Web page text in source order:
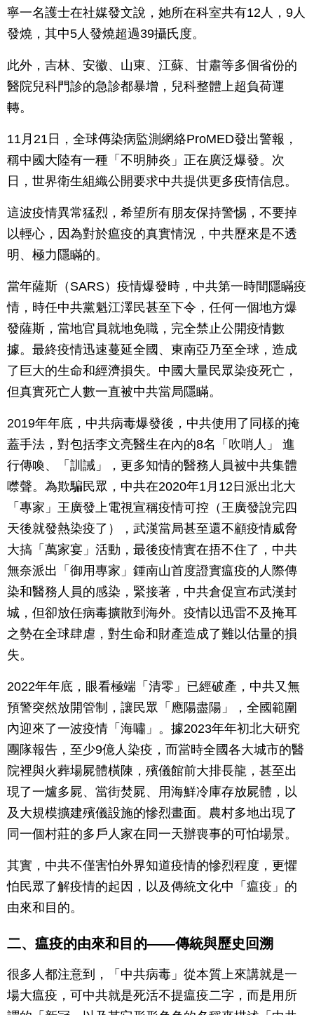
寧一名護士在社媒發文說，她所在科室共有12人，9人
發燒，其中5人發燒超過39攝氏度。
此外，吉林、安徽、山東、江蘇、甘肅等多個省份的
醫院兒科門診的急診都暴增，兒科整體上超負荷運
轉。
11月21日，全球傳染病監測網絡ProMED發出警報，
稱中國大陸有一種「不明肺炎」正在廣泛爆發。次
日，世界衛生組織公開要求中共提供更多疫情信息。
這波疫情異常猛烈，希望所有朋友保持警惕，不要掉
以輕心，因為對於瘟疫的真實情況，中共歷來是不透
明、極力隱瞞的。
當年薩斯（SARS）疫情爆發時，中共第一時間隱瞞疫
情，時任中共黨魁江澤民甚至下令，任何一個地方爆
發薩斯，當地官員就地免職，完全禁止公開疫情數
據。最終疫情迅速蔓延全國、東南亞乃至全球，造成
了巨大的生命和經濟損失。中國大量民眾染疫死亡，
但真實死亡人數一直被中共當局隱瞞。
2019年年底，中共病毒爆發後，中共使用了同樣的掩
蓋手法，對包括李文亮醫生在內的8名「吹哨人」 進
行傳喚、「訓誡」，更多知情的醫務人員被中共集體
噤聲。為欺騙民眾，中共在2020年1月12日派出北大
「專家」王廣發上電視宣稱疫情可控（王廣發說完四
天後就發熱染疫了），武漢當局甚至還不顧疫情威脅
大搞「萬家宴」活動，最後疫情實在捂不住了，中共
無奈派出「御用專家」鍾南山首度證實瘟疫的人際傳
染和醫務人員的感染，緊接著，中共倉促宣布武漢封
城，但卻放任病毒擴散到海外。疫情以迅雷不及掩耳
之勢在全球肆虐，對生命和財產造成了難以估量的損
失。
2022年年底，眼看極端「清零」已經破產，中共又無
預警突然放開管制，讓民眾「應陽盡陽」，全國範圍
內迎來了一波疫情「海嘯」。據2023年年初北大研究
團隊報告，至少9億人染疫，而當時全國各大城市的醫
院裡與火葬場屍體橫陳，殯儀館前大排長龍，甚至出
現了一爐多屍、當街焚屍、用海鮮冷庫存放屍體，以
及大規模擴建殯儀設施的慘烈畫面。農村多地出現了
同一個村莊的多戶人家在同一天辦喪事的可怕場景。
其實，中共不僅害怕外界知道疫情的慘烈程度，更懼
怕民眾了解疫情的起因，以及傳統文化中「瘟疫」的
由來和目的。
二、瘟疫的由來和目的——傳統與歷史回溯
很多人都注意到，「中共病毒」從本質上來講就是一
場大瘟疫，可中共就是死活不提瘟疫二字，而是用所